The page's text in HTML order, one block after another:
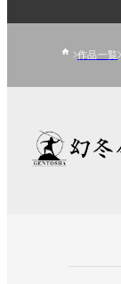
作品一覧